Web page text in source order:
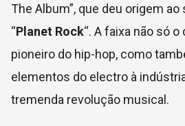
The Album”, que deu origem ao
“Planet Rock“. A faixa não só
pioneiro do hip-hop, como
elementos do electro à
tremenda revolução musical.